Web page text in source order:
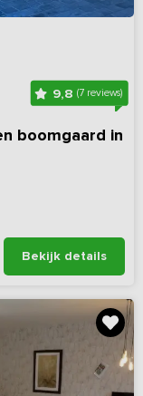
9,8(7 reviews)
boomgaard in
Bekijk details